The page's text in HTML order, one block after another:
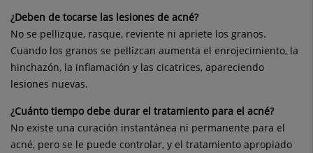
¿Deben de tocarse las lesiones de acné?
No se pellizque, rasque, reviente ni apriete los granos.
Cuando los granos se pellizcan aumenta el enrojecimiento, la
hinchazón, la inflamación y las cicatrices, apareciendo
lesiones nuevas.
¿Cuánto tiempo debe durar el tratamiento para el acné?
No existe una curación instantánea ni permanente para el
acné, pero se le puede controlar, y el tratamiento apropiado